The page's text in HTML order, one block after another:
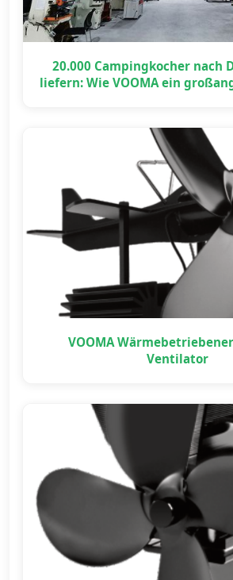
20.000 Campingkocher nach
liefern: Wie VOOMA ein
VOOMA
Ventilator